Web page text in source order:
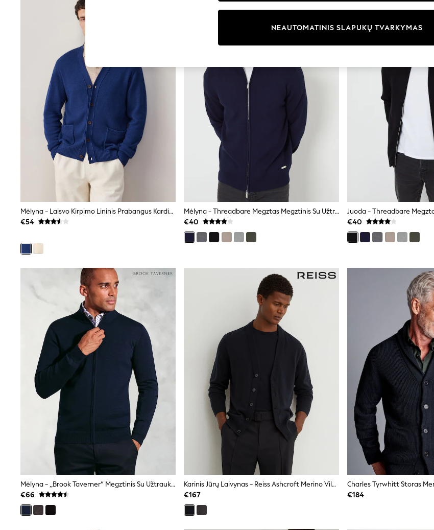
All Girls Schoolwear
Shoes
Dresses
Trousers
Skirts
Shirts
Polo Shirts
Sweatshirts
Cardigans
Coats & Jackets
Underwear
Socks & Tights
Multipacks
All Girls Sports & Swimwear
Trainers & Pumps
Tops
Leggings
Shorts
adidas
Nike
Coats & Jackets
Bags & Accessories
Polo Shirts
Shop all
Shoes
Coats & Jackets
Bags
Polo Shirts
Blue
White
Grey
Green
All Branded Schoolwear
adidas
Nike
Hype
Clarks
Start Rite
Smiggle
Eastpak
All Accessories
All Bags & Backpacks
Mėlyna - Laisvo Kirpimo Lininis Prabangus Kardiganas
€54
Mėlyna - Threadbare Megztas Megztinis Su Užtrauktuku Ir Piltuvėlio Formos Kaklu
€40
€40
Mėlyna - „Brook Taverner“ Megztinis Su Užtrauktuku
€66
Karinis Jūrų Laivynas - Reiss Ashcroft Merino Vilnos V Formos Kaklo Megztinis
€167
€184
NEAUTOMATINIS SLAPUKŲ TVARKYMAS